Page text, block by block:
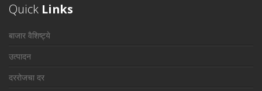
Quick Links
बाजार वैशिष्ट्ये
उत्पादन
दररोजचा दर